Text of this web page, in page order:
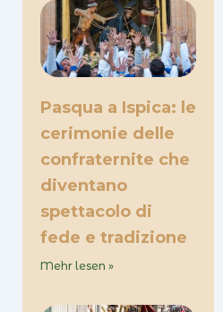
Pasqua a Ispica: le
cerimonie delle
confraternite che
diventano
spettacolo di
fede e tradizione
Mehr lesen »